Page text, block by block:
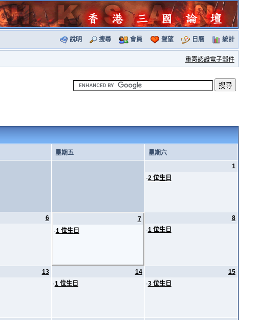
說明 搜尋 會員 聲望 日曆 統計
重寄認證電子郵件
星期五
星期六
1
·2 位生日
6
7
·1 位生日
8
·1 位生日
13
14
·1 位生日
15
·3 位生日